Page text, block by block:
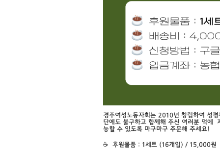
경주여성노동자회는 2010년 창립하여 성
단에도 불구하고 함께해 주신 여러분 덕에
능할 수 있도록 마구마구 주문해 주세요!
☕ 후원물품 : 1세트 (16개입) / 15,000원